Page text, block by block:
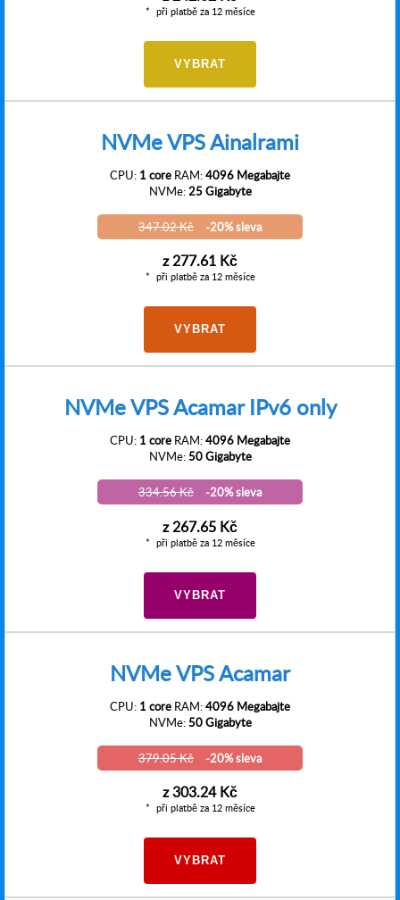
při platbě za 12 měsíce
VYBRAT
NVMe VPS Ainalrami
CPU: 1 core RAM:4096 Megabajte
NVMe:25 Gigabyte
347.02 Kč -20% sleva
z277.61 Kč
při platbě za 12 měsíce
VYBRAT
NVMe VPS Acamar IPv6 only
CPU: 1 core RAM:4096 Megabajte
NVMe:50 Gigabyte
334.56 Kč -20% sleva
z267.65 Kč
při platbě za 12 měsíce
VYBRAT
NVMe VPS Acamar
CPU: 1 core RAM:4096 Megabajte
NVMe:50 Gigabyte
379.05 Kč -20% sleva
z303.24 Kč
při platbě za 12 měsíce
VYBRAT